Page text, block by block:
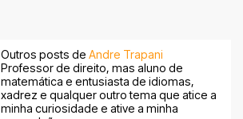
Outros posts de Andre Trapani
Professor de direito, mas aluno de
matemática e entusiasta de idiomas,
xadrez e qualquer outro tema que atice a
minha curiosidade e ative a minha